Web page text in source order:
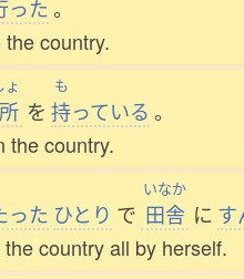
った。
country.
ょ
を
も
持っている 。
the country.
った ひとり で
いなか
田舎 に す
country all by herself.